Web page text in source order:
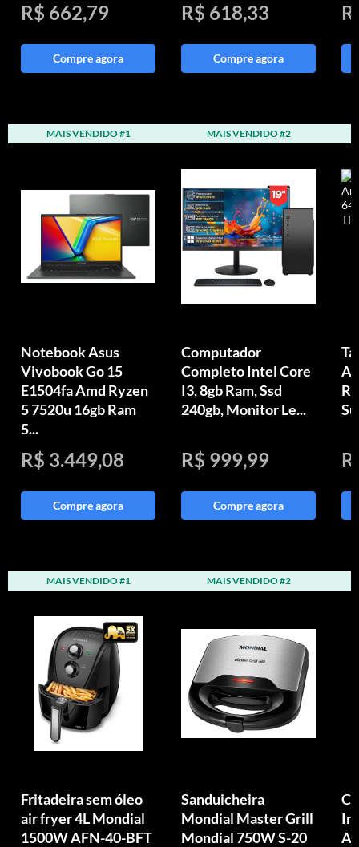
R$ 662,79
Compre agora
R$ 618,33
Compre agora
MAIS VENDIDO #1
Notebook Asus
Vivobook Go 15
E1504fa Amd Ryzen
5 7520u 16gb Ram
5...
R$ 3.449,08
Compre agora
MAIS VENDIDO #2
Computador
Completo Intel Core
I3, 8gb Ram, Ssd
240gb, Monitor Le...
R$ 999,99
Compre agora
MAIS VENDIDO #1
Fritadeira sem óleo
air fryer 4L Mondial
1500W AFN-40-BFT
MAIS VENDIDO #2
Sanduicheira
Mondial Master Grill
Mondial 750W S-20